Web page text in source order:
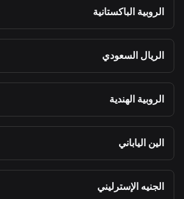
الروبية الباكستانية
الريال السعودي
الروبية الهندية
الين الياباني
الجنيه الإسترليني